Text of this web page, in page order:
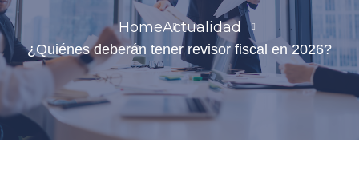
HomeActualidad
¿Quiénes deberán tener revisor fiscal en 2026?